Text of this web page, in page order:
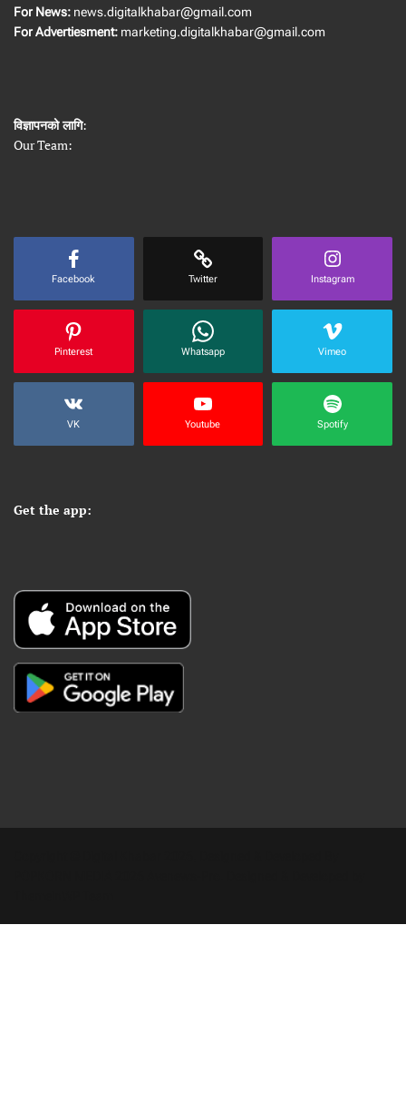
For News: news.digitalkhabar@gmail.com
For Advertiesment: marketing.digitalkhabar@gmail.com
विज्ञापनको लागि:
Our Team:
Facebook Twitter Instagram
Pinterest Whatsapp Vimeo
VK Youtube Spotify
Get the app: